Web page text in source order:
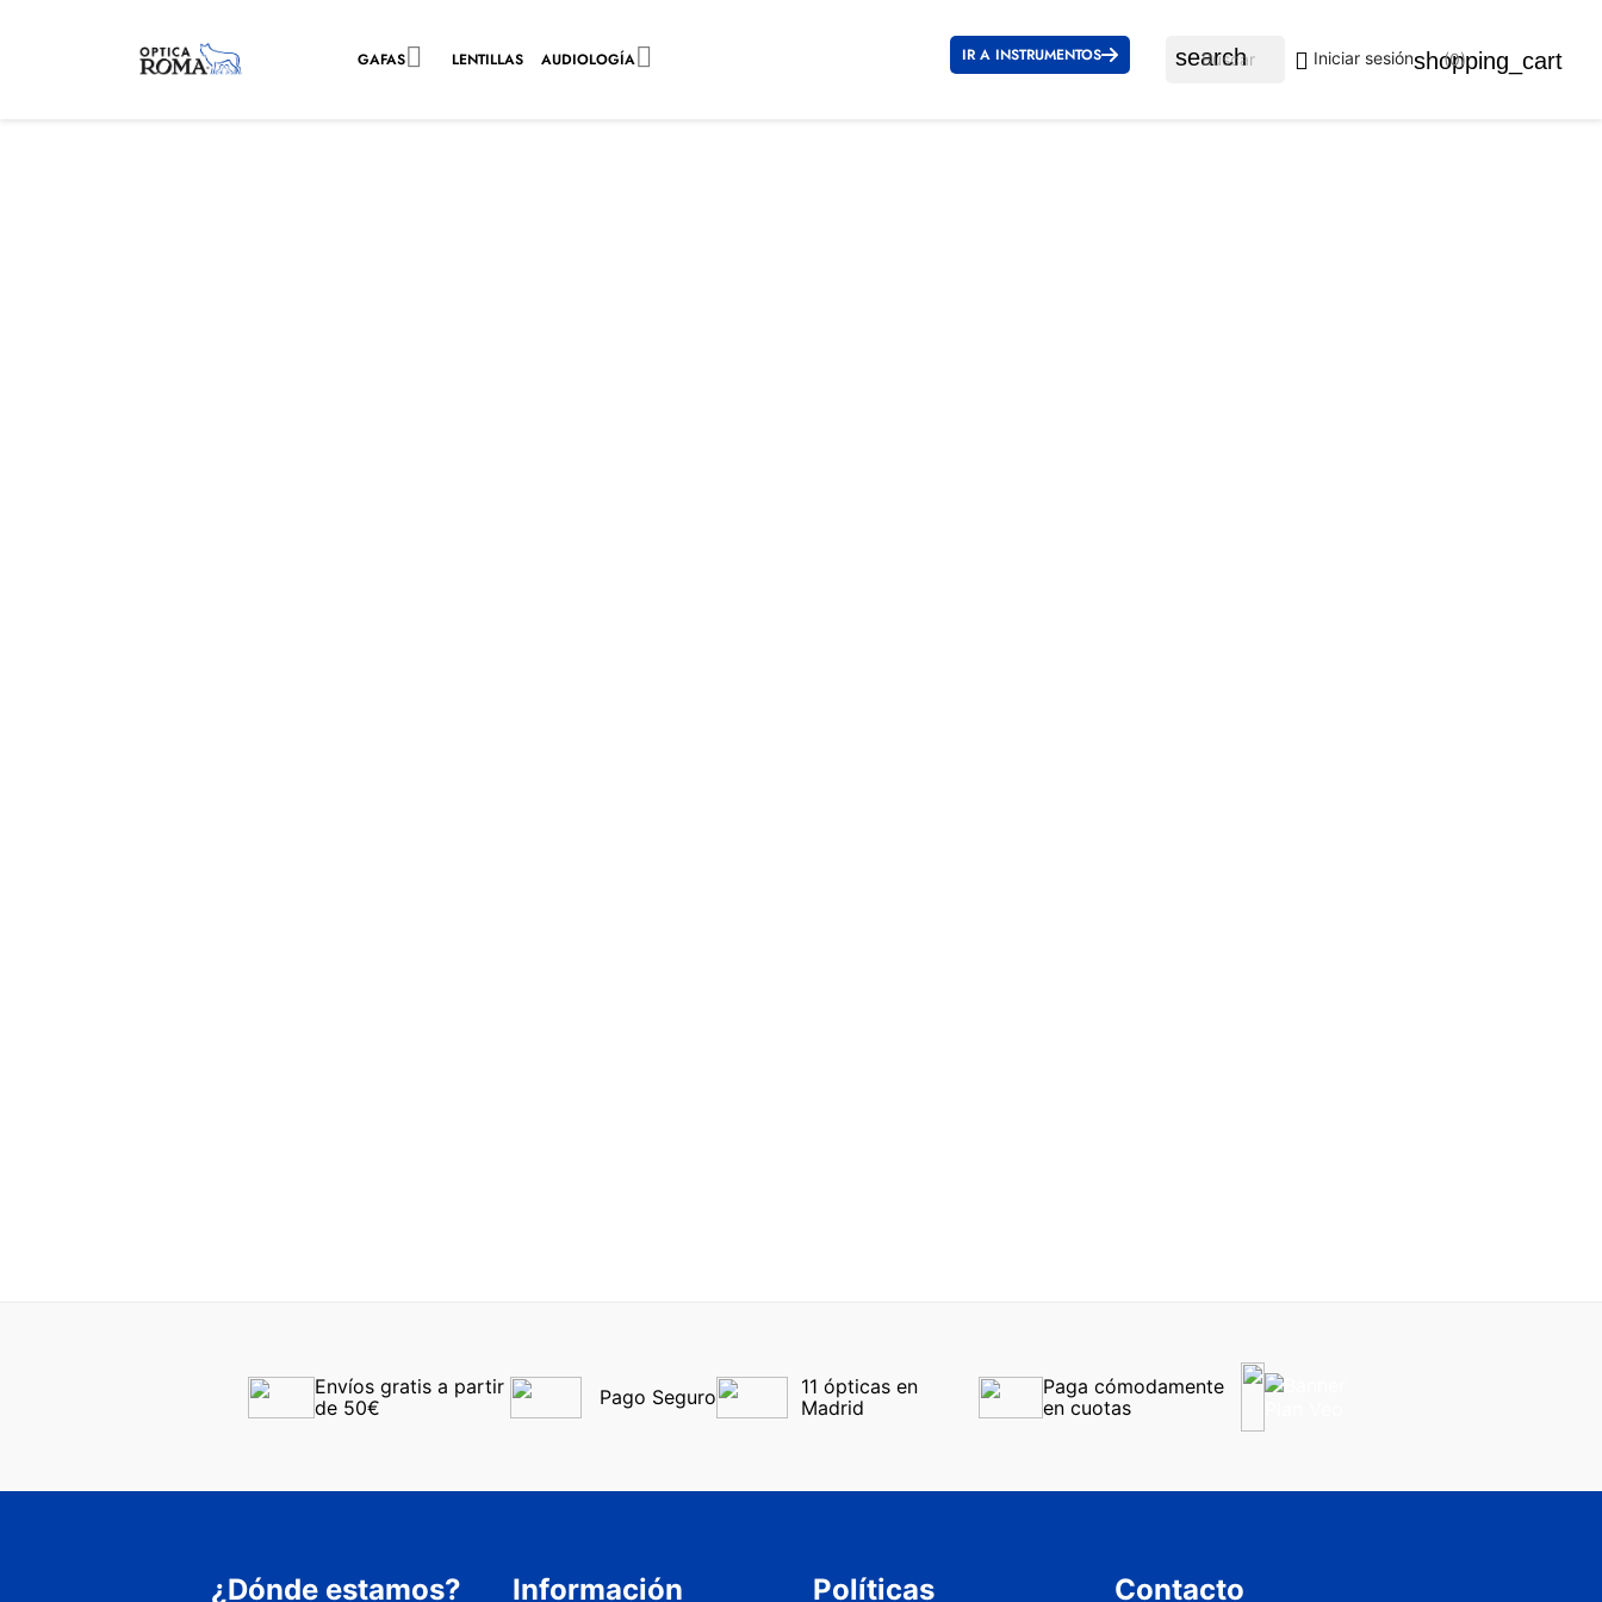
GAFAS LENTILLAS AUDIOLOGÍA IR A INSTRUMENTOS search  Iniciar sesiónshopping_cart
(0)
Envíos gratis a partir
de 50€
Pago Seguro
11 ópticas en
Madrid
Paga cómodamente
en cuotas
¿Dónde estamos? Información Políticas Contacto